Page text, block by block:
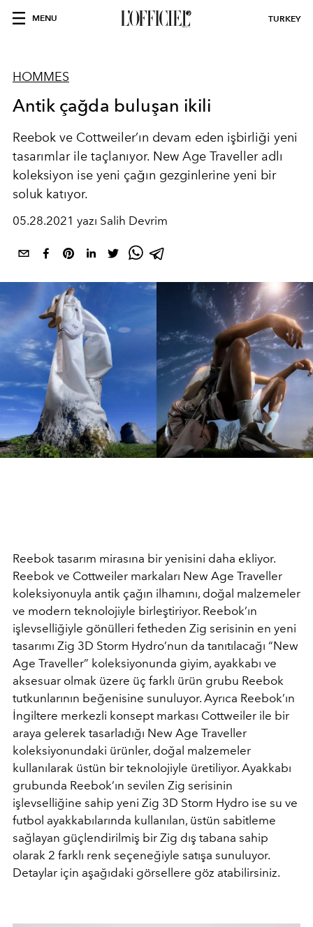
MENU TURKEY
HOMMES
Antik çağda buluşan ikili
Reebok ve Cottweiler’ın devam eden işbirliği yeni
tasarımlar ile taçlanıyor. New Age Traveller adlı
koleksiyon ise yeni çağın gezginlerine yeni bir
soluk katıyor.
05.28.2021 yazı Salih Devrim
Reebok tasarım mirasına bir yenisini daha ekliyor.
Reebok ve Cottweiler markaları New Age Traveller
koleksiyonuyla antik çağın ilhamını, doğal malzemeler
ve modern teknolojiyle birleştiriyor. Reebok’ın
işlevselliğiyle gönülleri fetheden Zig serisinin en yeni
tasarımı Zig 3D Storm Hydro’nun da tanıtılacağı “New
Age Traveller” koleksiyonunda giyim, ayakkabı ve
aksesuar olmak üzere üç farklı ürün grubu Reebok
tutkunlarının beğenisine sunuluyor. Ayrıca Reebok’ın
İngiltere merkezli konsept markası Cottweiler ile bir
araya gelerek tasarladığı New Age Traveller
koleksiyonundaki ürünler, doğal malzemeler
kullanılarak üstün bir teknolojiyle üretiliyor. Ayakkabı
grubunda Reebok’ın sevilen Zig serisinin
işlevselliğine sahip yeni Zig 3D Storm Hydro ise su ve
futbol ayakkabılarında kullanılan, üstün sabitleme
sağlayan güçlendirilmiş bir Zig dış tabana sahip
olarak 2 farklı renk seçeneğiyle satışa sunuluyor.
Detaylar için aşağıdaki görsellere göz atabilirsiniz.